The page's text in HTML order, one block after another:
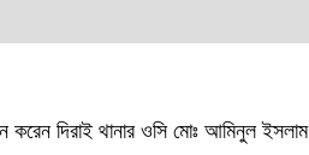
করেন দিরাই থানার ওসি মোঃ আমিনুল ইসলাম